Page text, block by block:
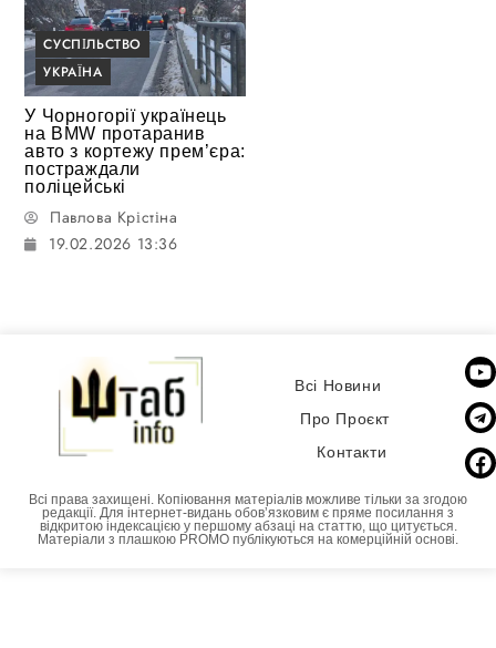
СУСПІЛЬСТВО
УКРАЇНА
У Чорногорії українець
на BMW протаранив
авто з кортежу прем’єра:
постраждали
поліцейські
Павлова Крістіна
19.02.2026 13:36
Всі Новини
Про Проєкт
Контакти
Всі права захищені. Копіювання матеріалів можливе тільки за згодою
редакції. Для інтернет-видань обовʼязковим є пряме посилання з
відкритою індексацією у першому абзаці на статтю, що цитується.
Матеріали з плашкою PROMO публікуються на комерційній основі.